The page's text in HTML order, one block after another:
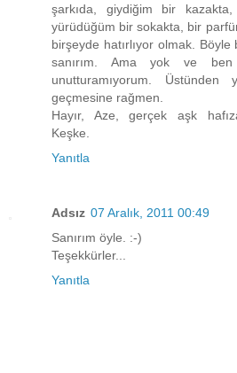
şarkıda, giydiğim bir
yürüdüğüm bir sokakta, bir
birşeyde hatırlıyor olmak.
sanırım. Ama yok ve
unutturamıyorum.
geçmesine rağmen.
Hayır, Aze, gerçek aşk
Keşke.
Yanıtla
Adsız 07 Aralık, 2011 00:49
Sanırım öyle. :-)
Teşekkürler...
Yanıtla